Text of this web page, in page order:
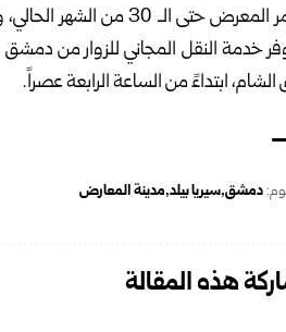
ويستمر المعرض حتى الـ
خدمة النقل المجاني للزوار من
ابتداءً من الساعة الرابعة عصراً.
دمشق سيريا بيلد مدينة المعارض
هذه المقالة